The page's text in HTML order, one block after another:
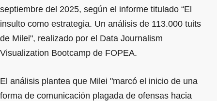
septiembre del 2025, según el informe titulado “El
insulto como estrategia. Un análisis de 113.000 tuits
de Milei", realizado por el Data Journalism
Visualization Bootcamp de FOPEA.
El análisis plantea que Milei "marcó el inicio de una
forma de comunicación plagada de ofensas hacia